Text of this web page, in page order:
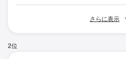
さらに表示
2位